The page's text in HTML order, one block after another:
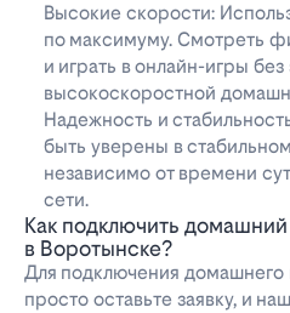
Высокие скорости:
по максимуму. Смотреть
и играть в онлайн-игры
высокоскоростной
Надежность и
быть уверены в
независимо от времени
сети.
Как подключить
в Воротынске?
Для подключения домашнего
просто оставьте заявку, и